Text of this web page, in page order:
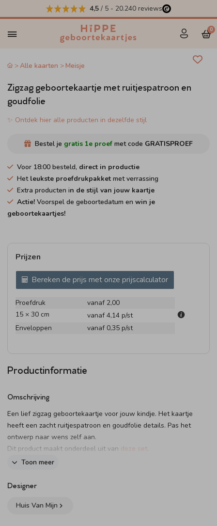
4,5 / 5 - 20.240 reviews
0
Alle kaarten Meisje
Zigzag geboortekaartje met ruitjespatroon en
goudfolie
✨ Ontdek hier alle producten in dezelfde stijl
Bestel je gratis 1e proef met code GRATISPROEF
Voor 18:00 besteld, direct in productie
Het leukste proefdrukpakket met verrassing
Extra producten in de stijl van jouw kaartje
Actie! Voorspel de geboortedatum en win je
geboortekaartjes!
Prijzen
Bereken de prijs met onze prijscalculator
Proefdruk
vanaf 2,00
15 × 30 cm
vanaf 4,14 p/st
Enveloppen
vanaf 0,35 p/st
Productinformatie
Omschrijving
Een lief zigzag geboortekaartje voor jouw kindje. Het kaartje
heeft een zacht ruitjespatroon en goudfolie details. Pas het
ontwerp naar wens zelf aan.
Dit product maakt onderdeel uit van deze set
Toon meer
Designer
Huis Van Mijn